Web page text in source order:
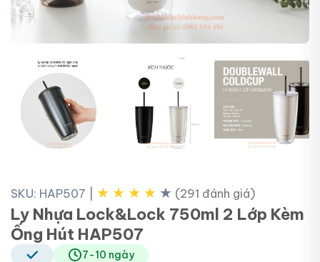
SKU: HAP507 ★ ★ ★ ★ ★ (291 đánh giá)
Ly Nhựa Lock&Lock 750ml 2 Lớp Kèm
Ống Hút HAP507
7-10 ngày